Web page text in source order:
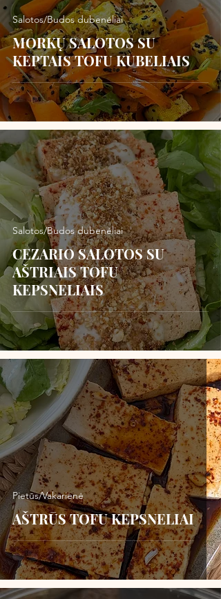
MORKŲ SALOTOS SU
KEPTAIS TOFU KUBELIAIS
Salotos/Budos dubenėliai
CEZARIO SALOTOS SU
AŠTRIAIS TOFU
KEPSNELIAIS
Salotos/Budos dubenėliai
AŠTRŪS TOFU KEPSNELIAI
Pietūs/Vakarienė